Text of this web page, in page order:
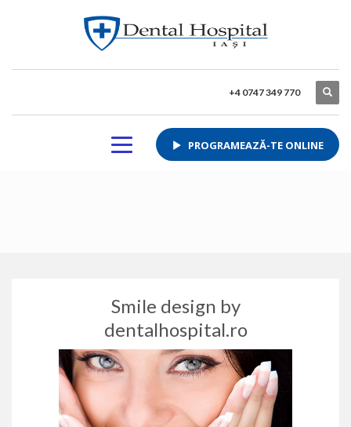
+4 0747 349 770
PROGRAMEAZĂ-TE ONLINE
Smile design by
dentalhospital.ro